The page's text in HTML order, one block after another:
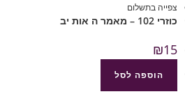
צפייה בתשלום
כוזרי 102 – מאמר ה אות יב
₪15
הוספה לסל